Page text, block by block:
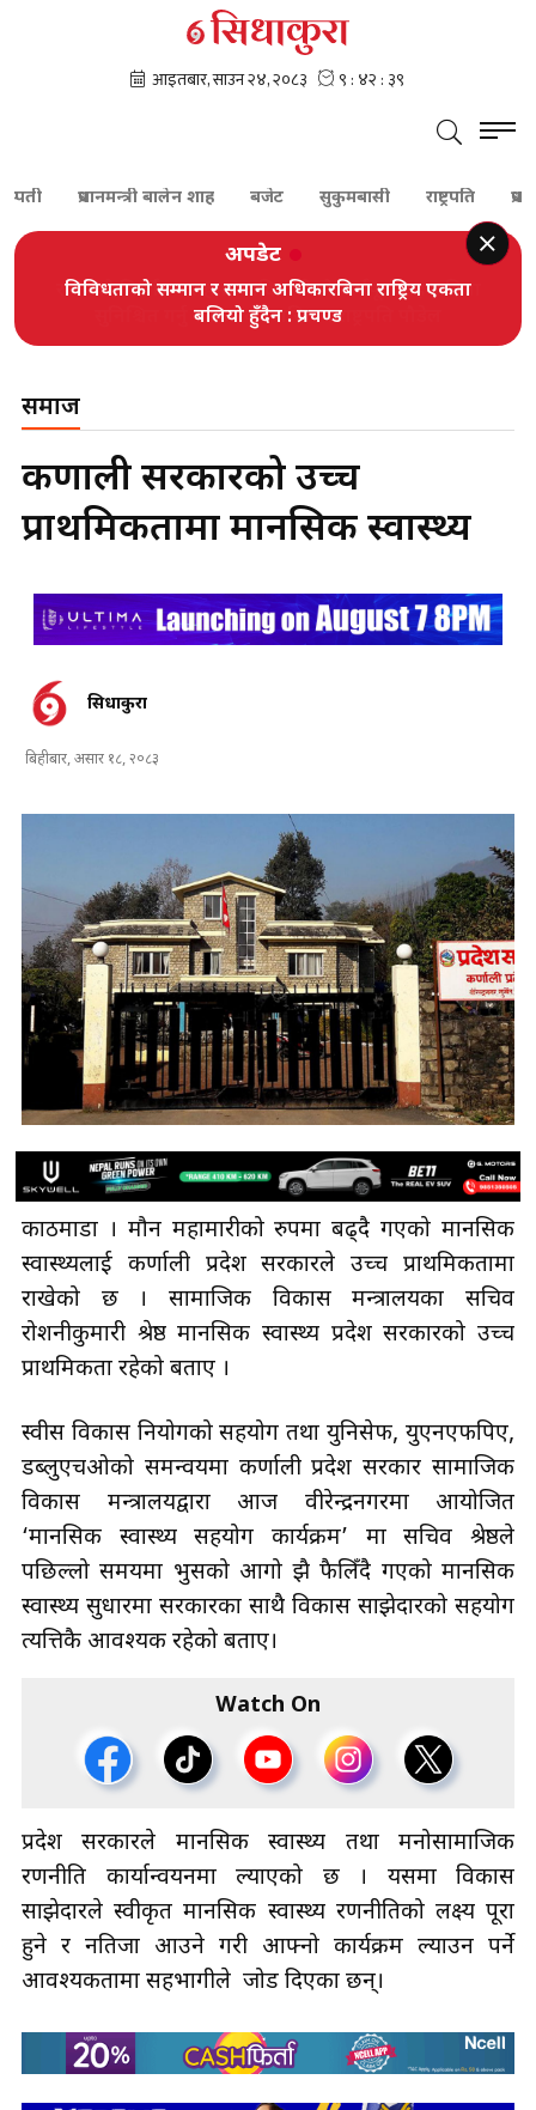
प्रधानमन्त्री बालेन शाह बजेट सुकुमबासी राष्ट्रपति प्रधानमन्त्री
अपडेट
विविधताको सम्मान र समान अधिकारबिना राष्ट्रिय एकता
बलियो हुँदैन : प्रचण्ड
समाज
कर्णाली सरकारको उच्च
प्राथमिकतामा मानसिक स्वास्थ्य
सिधाकुरा
बिहीबार, असार १८, २०८३
काठमाडौँ । मौन महामारीको रुपमा बढ्दै गएको मानसिक
स्वास्थ्यलाई कर्णाली प्रदेश सरकारले उच्च प्राथमिकतामा
राखेको छ । सामाजिक विकास मन्त्रालयका सचिव
रोशनीकुमारी श्रेष्ठ मानसिक स्वास्थ्य प्रदेश सरकारको उच्च
प्राथमिकता रहेको बताए ।
स्वीस विकास नियोगको सहयोग तथा युनिसेफ, युएनएफपिए,
डब्लुएचओको समन्वयमा कर्णाली प्रदेश सरकार सामाजिक
विकास मन्त्रालयद्वारा आज वीरेन्द्रनगरमा आयोजित
‘मानसिक स्वास्थ्य सहयोग कार्यक्रम’ मा सचिव श्रेष्ठले
पछिल्लो समयमा भुसको आगो झै फैलिँदै गएको मानसिक
स्वास्थ्य सुधारमा सरकारका साथै विकास साझेदारको सहयोग
त्यत्तिकै आवश्यक रहेको बताए।
Watch On
प्रदेश सरकारले मानसिक स्वास्थ्य तथा मनोसामाजिक
रणनीति कार्यान्वयनमा ल्याएको छ । यसमा विकास
साझेदारले स्वीकृत मानसिक स्वास्थ्य रणनीतिको लक्ष्य पूरा
हुने र नतिजा आउने गरी आफ्नो कार्यक्रम ल्याउन पर्ने
आवश्यकतामा सहभागीले जोड दिएका छन्।